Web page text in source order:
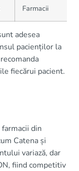
Farmacii
adesea
pacienților la
fiecărui pacient.
din
Catena și
variază, dar
fiind competitiv